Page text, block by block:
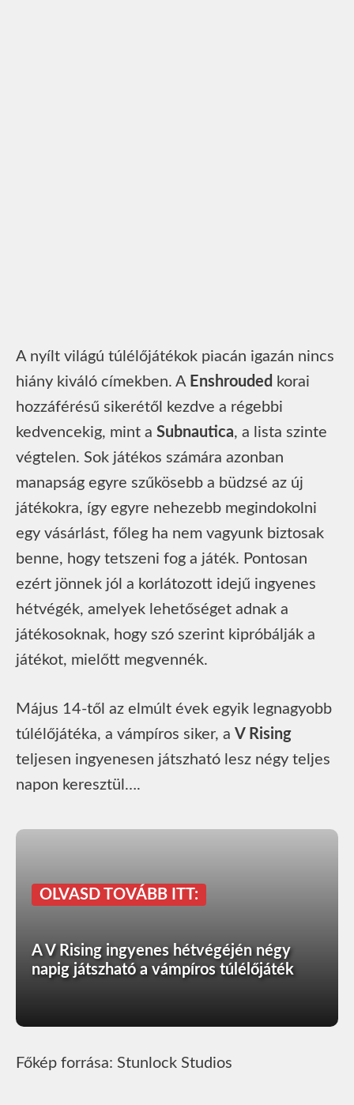
A nyílt világú túlélőjátékok piacán igazán nincs
hiány kiváló címekben. A Enshrouded korai
hozzáférésű sikerétől kezdve a régebbi
kedvencekig, mint a Subnautica, a lista szinte
végtelen. Sok játékos számára azonban
manapság egyre szűkösebb a büdzsé az új
játékokra, így egyre nehezebb megindokolni
egy vásárlást, főleg ha nem vagyunk biztosak
benne, hogy tetszeni fog a játék. Pontosan
ezért jönnek jól a korlátozott idejű ingyenes
hétvégék, amelyek lehetőséget adnak a
játékosoknak, hogy szó szerint kipróbálják a
játékot, mielőtt megvennék.
Május 14-től az elmúlt évek egyik legnagyobb
túlélőjátéka, a vámpíros siker, a V Rising
teljesen ingyenesen játszható lesz négy teljes
napon keresztül….
OLVASD TOVÁBB ITT:
A V Rising ingyenes hétvégéjén négy
napig játszható a vámpíros túlélőjáték
Főkép forrása: Stunlock Studios